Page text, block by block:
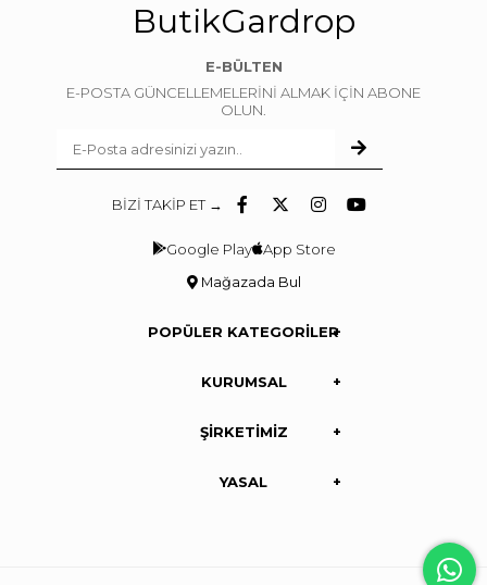
ButikGardrop
E-BÜLTEN
E-POSTA GÜNCELLEMELERİNİ ALMAK İÇİN ABONE
OLUN.
BİZİ TAKİP ET →
Google Play App Store
Mağazada Bul
POPÜLER KATEGORİLER
KURUMSAL
ŞİRKETİMİZ
YASAL